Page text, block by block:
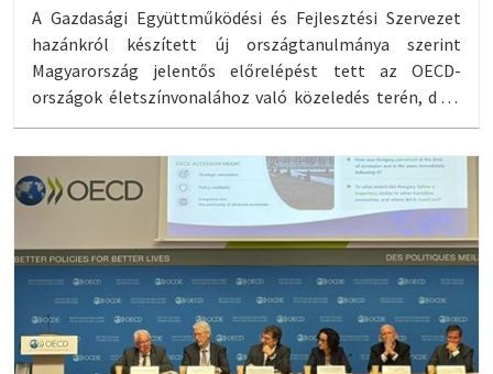
A Gazdasági Együttműködési és Fejlesztési Szervezet
hazánkról készített új országtanulmánya szerint
Magyarország jelentős előrelépést tett az OECD-
országok életszínvonalához való közeledés terén, de a
népesség elöregedése és az éghajlatváltozás
általánosságban megállapítja, hogy reformokra van
szükség az államháztartás megerősítése és a jövőbeli
növekedés alapjainak megteremtése érdekében –
ideértve az adórendszer reformját, a kisebb hazai
vállalkozások versenyképességének növelését, valamint
a nők és a fiatalok munkaerő-piaci lehetőségeinek
bővítését. Bár kedvező jelek az elmúlt hónapok
történéseit vizsgálva észlelhetők, ennek hátterében az